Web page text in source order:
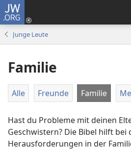
JW.ORG
Junge Leute
Familie
Alle Freunde Familie
Hast du Probleme mit deinen
Geschwistern? Die Bibel hilft bei
Heraus­forderungen in der